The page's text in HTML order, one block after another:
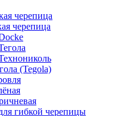
черепица
черепица
(Tegola)
гибкой черепицы